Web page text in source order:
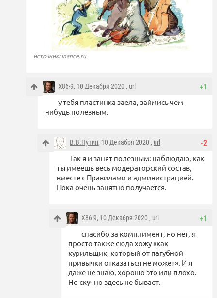
источник: inance.ru
+1
X86-9, 10 Декабря 2020 , url
у тебя пластинка заела, займись чем-
нибудь полезным.
-2
В.В.Путин, 10 Декабря 2020 , url
Так я и занят полезным: наблюдаю, как
ты имеешь весь модераторский состав,
вместе с Правилами и администрацией.
Пока очень занятно получается.
+1
X86-9, 10 Декабря 2020 , url
спасибо за комплимент, но нет, я
просто также сюда хожу «как
курильщик, который от пагубной
привычки отказаться не может». И я
даже не знаю, хорошо это или плохо.
Но скучно здесь не бывает.